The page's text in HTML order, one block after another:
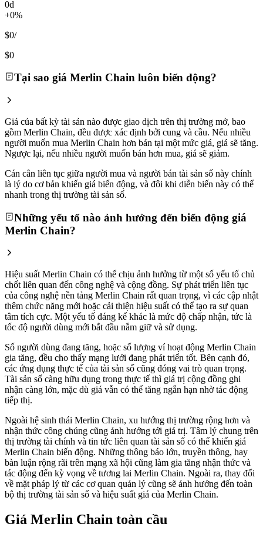
0d
+0%
$0/
$0
Tại sao giá Merlin Chain luôn biến động?
Giá của bất kỳ tài sản nào được giao dịch trên thị trường mở, bao
gồm Merlin Chain, đều được xác định bởi cung và cầu. Nếu nhiều
người muốn mua Merlin Chain hơn bán tại một mức giá, giá sẽ tăng.
Ngược lại, nếu nhiều người muốn bán hơn mua, giá sẽ giảm.
Cán cân liên tục giữa người mua và người bán tài sản số này chính
là lý do cơ bản khiến giá biến động, và đôi khi diễn biến này có thể
nhanh trong thị trường tài sản số.
Những yếu tố nào ảnh hưởng đến biến động giá
Merlin Chain?
Hiệu suất Merlin Chain có thể chịu ảnh hưởng từ một số yếu tố chủ
chốt liên quan đến công nghệ và cộng đồng. Sự phát triển liên tục
của công nghệ nền tảng Merlin Chain rất quan trọng, vì các cập nhật
thêm chức năng mới hoặc cải thiện hiệu suất có thể tạo ra sự quan
tâm tích cực. Một yếu tố đáng kể khác là mức độ chấp nhận, tức là
tốc độ người dùng mới bắt đầu nắm giữ và sử dụng.
Số người dùng đang tăng, hoặc số lượng ví hoạt động Merlin Chain
gia tăng, đều cho thấy mạng lưới đang phát triển tốt. Bên cạnh đó,
các ứng dụng thực tế của tài sản số cũng đóng vai trò quan trọng.
Tài sản số càng hữu dụng trong thực tế thì giá trị cộng đồng ghi
nhận càng lớn, mặc dù giá vẫn có thể tăng ngắn hạn nhờ tác động
tiếp thị.
Ngoài hệ sinh thái Merlin Chain, xu hướng thị trường rộng hơn và
nhận thức công chúng cũng ảnh hưởng tới giá trị. Tâm lý chung trên
thị trường tài chính và tin tức liên quan tài sản số có thể khiến giá
Merlin Chain biến động. Những thông báo lớn, truyền thông, hay
bàn luận rộng rãi trên mạng xã hội cũng làm gia tăng nhận thức và
tác động đến kỳ vọng về tương lai Merlin Chain. Ngoài ra, thay đổi
về mặt pháp lý từ các cơ quan quản lý cũng sẽ ảnh hưởng đến toàn
bộ thị trường tài sản số và hiệu suất giá của Merlin Chain.
Giá Merlin Chain toàn cầu